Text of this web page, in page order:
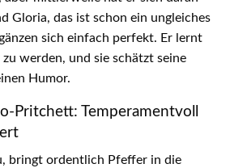
Gloria, das ist schon ein ungleiches
sich einfach perfekt. Er lernt
werden, und sie schätzt seine
Humor.
Pritchett: Temperamentvoll
bringt ordentlich Pfeffer in die